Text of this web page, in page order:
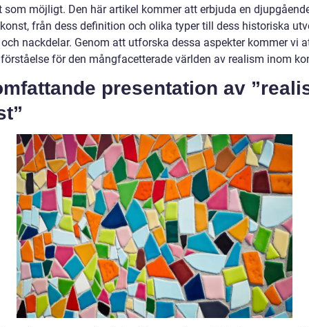
som möjligt. Den här artikel kommer att erbjuda en
från dess definition och olika typer till dess historiska
nackdelar. Genom att utforska dessa aspekter kommer vi
för den mångfacetterade världen av realism inom
presentation av